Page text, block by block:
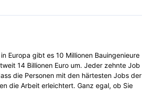
Europa gibt es 10 Millionen Bauingenieure
14 Billionen Euro um. Jeder zehnte Job
die Personen mit den härtesten Jobs der
die Arbeit erleichtert. Ganz egal, ob Sie